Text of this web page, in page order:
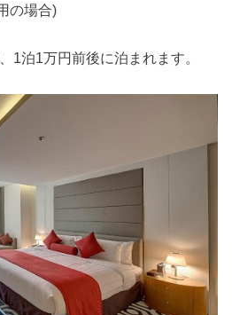
の場合)
1泊1万円前後に泊まれます。